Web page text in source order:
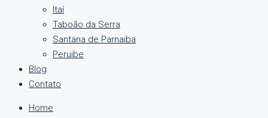
Itaí
Taboão da Serra
Santana de Parnaiba
Peruibe
Blog
Contato
Home